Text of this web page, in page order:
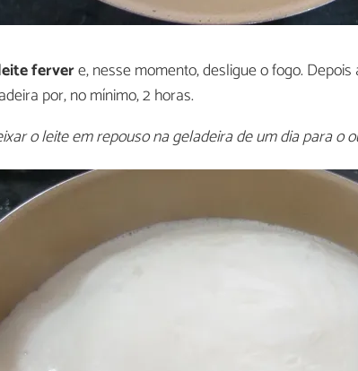
fervere, nesse momento, desligue o fogo.
por, no mínimo, 2 horas.
o leite em repouso na geladeira de um dia para o